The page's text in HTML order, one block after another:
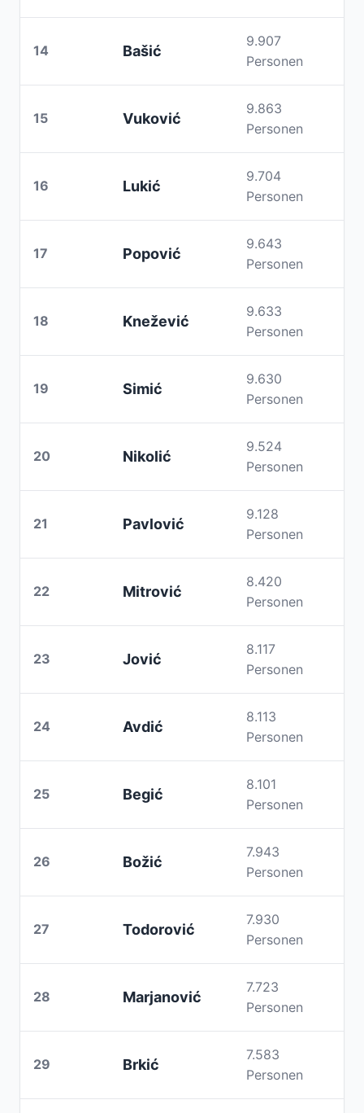
14 Bašić
9.907
Personen
15 Vuković
9.863
Personen
16 Lukić
9.704
Personen
17 Popović
9.643
Personen
18 Knežević
9.633
Personen
19 Simić
9.630
Personen
20 Nikolić
9.524
Personen
21 Pavlović
9.128
Personen
22 Mitrović
8.420
Personen
23 Jović
8.117
Personen
24 Avdić
8.113
Personen
25 Begić
8.101
Personen
26 Božić
7.943
Personen
27 Todorović
7.930
Personen
28 Marjanović
7.723
Personen
29 Brkić
7.583
Personen